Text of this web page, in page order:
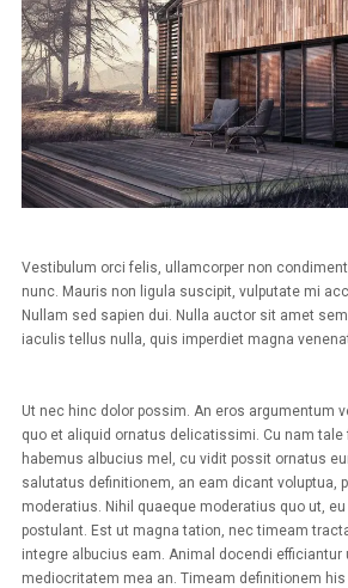
Vestibulum orci felis, ullamcorper non
nunc. Mauris non ligula suscipit, vulputate mi
Nullam sed sapien dui. Nulla auctor sit amet
iaculis tellus nulla, quis imperdiet magna
Ut nec hinc dolor possim. An eros argumentum
quo et aliquid ornatus delicatissimi. Cu nam tale
habemus albucius mel, cu vidit possit ornatus
salutatus definitionem, an eam dicant voluptua,
moderatius. Nihil quaeque moderatius quo ut,
postulant. Est ut magna tation, nec timeam
integre albucius eam. Animal docendi efficiantur
mediocritatem mea an. Timeam definitionem